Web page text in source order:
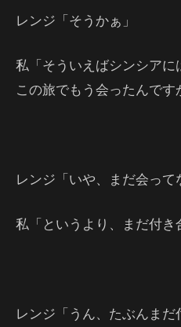
レンジ「そうかぁ」
私「そういえばシンシアに
この旅でもう会ったんです
レンジ「いや、まだ会って
私「というより、まだ付き
レンジ「うん、たぶんま